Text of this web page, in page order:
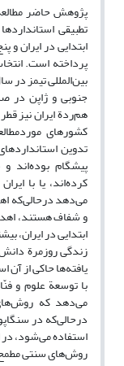
پژوهش حاضر
تطبیقی
ابتدایی در ایران و
پرداخته است.
جنوبی و ژاپن در
هم‌ردة ایران نیز
کشورهای
تدوین
پیشگام بوده‌اند
کرده‌اند، یا با
می‌دهد در‌حالی‌که
و شفاف هستند،
ابتدایی در ایران،
زندگی روزمرة
یافته‌ها حاکی از
با توسعة علوم و
می‌دهد که
در‌حالی‌که در
استفاده می‌شود،
روش‌های سنتی